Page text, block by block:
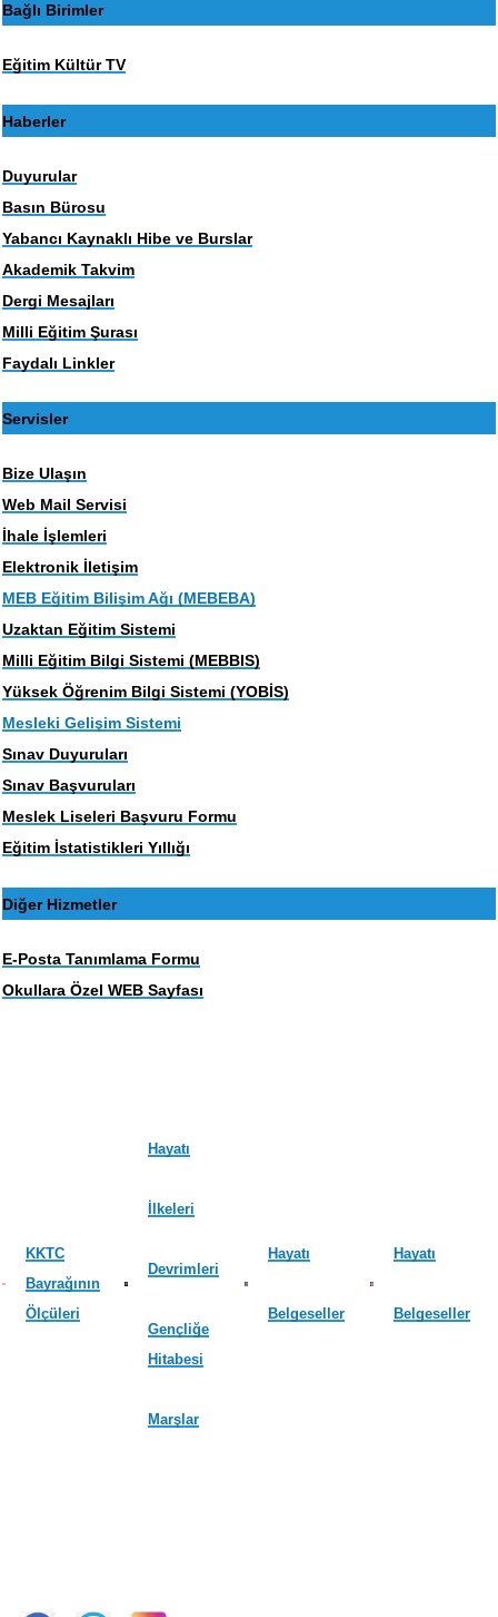
Bağlı Birimler
Eğitim Kültür TV
Haberler
Duyurular
Basın Bürosu
Yabancı Kaynaklı Hibe ve Burslar
Akademik Takvim
Dergi Mesajları
Milli Eğitim Şurası
Faydalı Linkler
Servisler
Bize Ulaşın
Web Mail Servisi
İhale İşlemleri
Elektronik İletişim
MEB Eğitim Bilişim Ağı (MEBEBA)
Uzaktan Eğitim Sistemi
Milli Eğitim Bilgi Sistemi (MEBBIS)
Yüksek Öğrenim Bilgi Sistemi (YOBİS)
Mesleki Gelişim Sistemi
Sınav Duyuruları
Sınav Başvuruları
Meslek Liseleri Başvuru Formu
Eğitim İstatistikleri Yıllığı
Diğer Hizmetler
E-Posta Tanımlama Formu
Okullara Özel WEB Sayfası
KKTC
Bayrağının
Ölçüleri
Hayatı
İlkeleri
Devrimleri
Gençliğe
Hitabesi
Marşlar
Hayatı
Belgeseller
Hayatı
Belgeseller